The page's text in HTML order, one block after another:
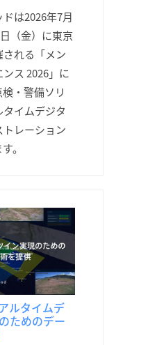
は2026年7月
（金）に東京
れる「メン
ス 2026」に
・警備ソリ
イムデジタ
レーション
。
ルタイムデ
ためのデー